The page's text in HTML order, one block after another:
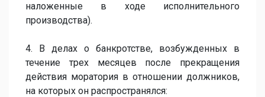
наложенные в ходе исполнительного
производства).
4. В делах о банкротстве, возбужденных в
течение трех месяцев после прекращения
действия моратория в отношении должников,
на которых он распространялся: